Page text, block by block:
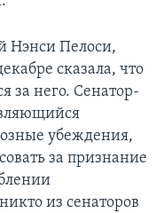
Нэнси Пелоси,
сказала, что
за него. Сенатор-
убеждения,
за признание
из сенаторов